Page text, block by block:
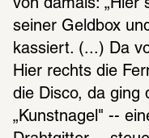
von damals: „Hier
seiner Geldbox
kassiert. (...) Da
Hier rechts die
die Disco, da ging
„Kunstnagel" --